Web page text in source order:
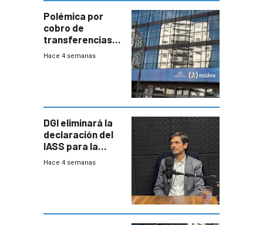
Polémica por
cobro de
transferencias
del Mides en
Hace 4 semanas
DGI eliminará la
declaración del
IASS para la
mayoría de los
Hace 4 semanas